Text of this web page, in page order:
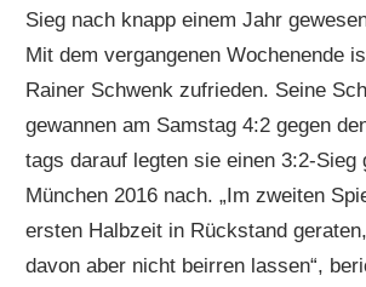
Sieg nach knapp einem Jahr
Mit dem vergangenen Wochenende
Rainer Schwenk zufrieden. Seine
gewannen am Samstag 4:2 gegen
tags darauf legten sie einen 3:2-Sieg
München 2016 nach. „Im zweiten
ersten Halbzeit in Rückstand
davon aber nicht beirren lassen“,